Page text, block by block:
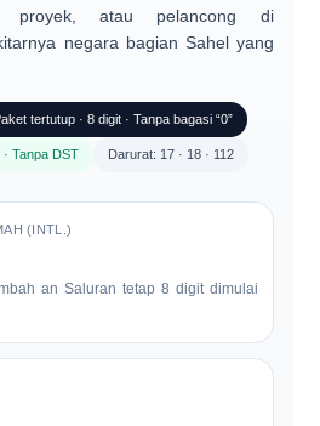
proyek, atau pelancong di
negara bagian Sahel yang
tertutup · 8 digit · Tanpa bagasi “0”
Tanpa DST Darurat: 17 · 18 · 112
(INTL.)
an Saluran tetap 8 digitdimulai